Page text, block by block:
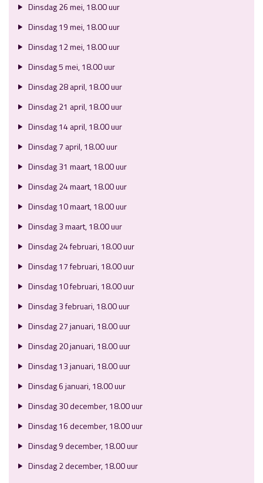
Dinsdag 26 mei, 18.00 uur
Dinsdag 19 mei, 18.00 uur
Dinsdag 12 mei, 18.00 uur
Dinsdag 5 mei, 18.00 uur
Dinsdag 28 april, 18.00 uur
Dinsdag 21 april, 18.00 uur
Dinsdag 14 april, 18.00 uur
Dinsdag 7 april, 18.00 uur
Dinsdag 31 maart, 18.00 uur
Dinsdag 24 maart, 18.00 uur
Dinsdag 10 maart, 18.00 uur
Dinsdag 3 maart, 18.00 uur
Dinsdag 24 februari, 18.00 uur
Dinsdag 17 februari, 18.00 uur
Dinsdag 10 februari, 18.00 uur
Dinsdag 3 februari, 18.00 uur
Dinsdag 27 januari, 18.00 uur
Dinsdag 20 januari, 18.00 uur
Dinsdag 13 januari, 18.00 uur
Dinsdag 6 januari, 18.00 uur
Dinsdag 30 december, 18.00 uur
Dinsdag 16 december, 18.00 uur
Dinsdag 9 december, 18.00 uur
Dinsdag 2 december, 18.00 uur